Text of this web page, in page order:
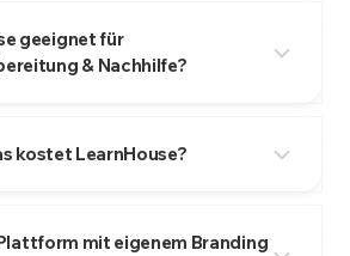
geeignet für
& Nachhilfe?
kostet LearnHouse?
mit eigenem Branding